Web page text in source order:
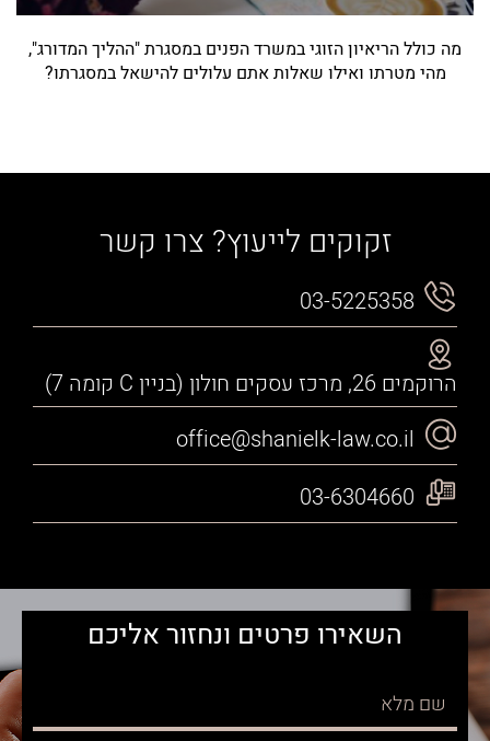
מה כולל הריאיון הזוגי במשרד הפנים במסגרת "ההליך המדורג",
מהי מטרתו ואילו שאלות אתם עלולים להישאל במסגרתו?
זקוקים לייעוץ? צרו קשר
03-5225358
הרוקמים 26, מרכז עסקים חולון (בניין C קומה 7)
office@shanielk-law.co.il
03-6304660
השאירו פרטים ונחזור אליכם